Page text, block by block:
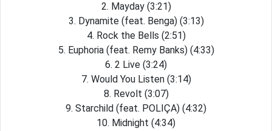
2. Mayday (3:21)
3. Dynamite (feat. Benga) (3:13)
4. Rock the Bells (2:51)
5. Euphoria (feat. Remy Banks) (4:33)
6. 2 Live (3:24)
7. Would You Listen (3:14)
8. Revolt (3:07)
9. Starchild (feat. POLIÇA) (4:32)
10. Midnight (4:34)